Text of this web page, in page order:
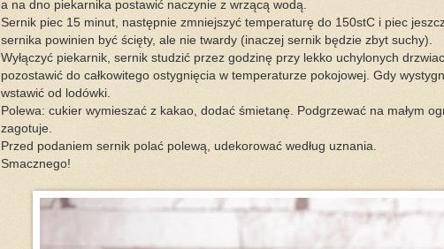
a na dno piekarnika postawić naczynie z wrzącą wodą.
Sernik piec 15 minut, następnie zmniejszyć temperaturę do 150stC i piec
sernika powinien być ścięty, ale nie twardy (inaczej sernik będzie zbyt suchy).
Wyłączyć piekarnik, sernik studzić przez godzinę przy lekko uchylonych
pozostawić do całkowitego ostygnięcia w temperaturze pokojowej. Gdy
wstawić od lodówki.
Polewa: cukier wymieszać z kakao, dodać śmietanę. Podgrzewać na małym
zagotuje.
Przed podaniem sernik polać polewą, udekorować według uznania.
Smacznego!